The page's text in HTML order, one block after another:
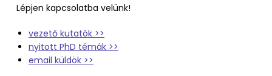
Lépjen kapcsolatba velünk!
vezető kutatók >>
nyitott PhD témák >>
email küldök >>